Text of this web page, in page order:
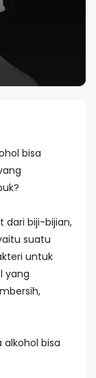
bisa
dari biji-bijian,
suatu
untuk
yang
bisa